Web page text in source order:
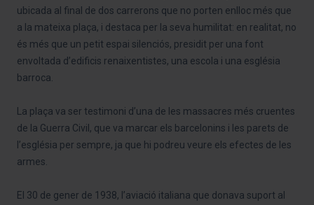
ubicada al final de dos carrerons que no porten enlloc més que
a la mateixa plaça, i destaca per la seva humilitat: en realitat, no
és més que un petit espai silenciós, presidit per una font
envoltada d’edificis renaixentistes, una escola i una església
barroca.
La plaça va ser testimoni d’una de les massacres més cruentes
de la Guerra Civil, que va marcar els barcelonins i les parets de
l’església per sempre, ja que hi podreu veure els efectes de les
armes.
El 30 de gener de 1938, l’aviació italiana que donava suport al